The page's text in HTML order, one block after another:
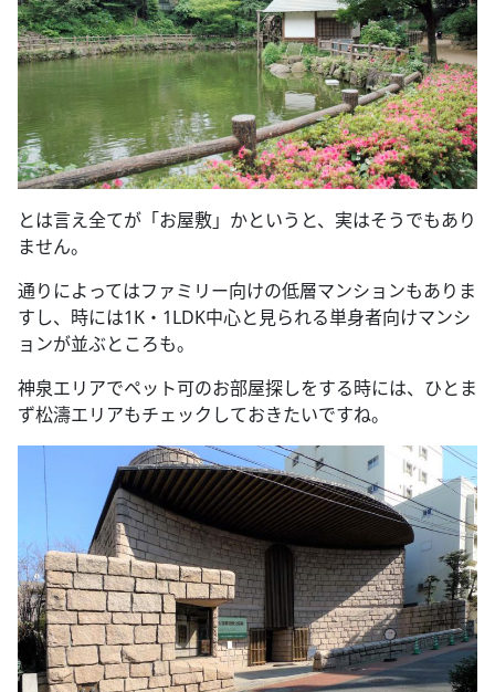
とは言え全てが「お屋敷」かというと、実はそうでもあり
ません。
通りによってはファミリー向けの低層マンションもありま
すし、時には1K ・ 1LDK中心と見られる単身者向けマンシ
ョンが並ぶところも。
神泉エリアでペット可のお部屋探しをする時には、ひとま
ず松濤エリアもチェックしておきたいですね。